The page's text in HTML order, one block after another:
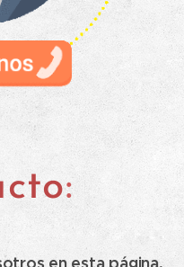
:
en esta página,